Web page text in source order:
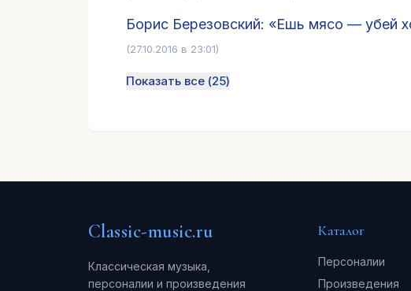
Борис Березовский: «Ешь мясо — убей
(27.10.2016 в 23:01)
Показать все (25)
Classic-music.ru
Классическая музыка,
персоналии и произведения
Каталог
Персоналии
Произведения